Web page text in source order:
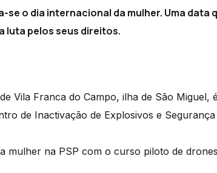
se o dia internacional da mulher. Uma data
luta pelos seus direitos.
Vila Franca do Campo, ilha de São Miguel,
de Inactivação de Explosivos e
mulher na PSP com o curso piloto de